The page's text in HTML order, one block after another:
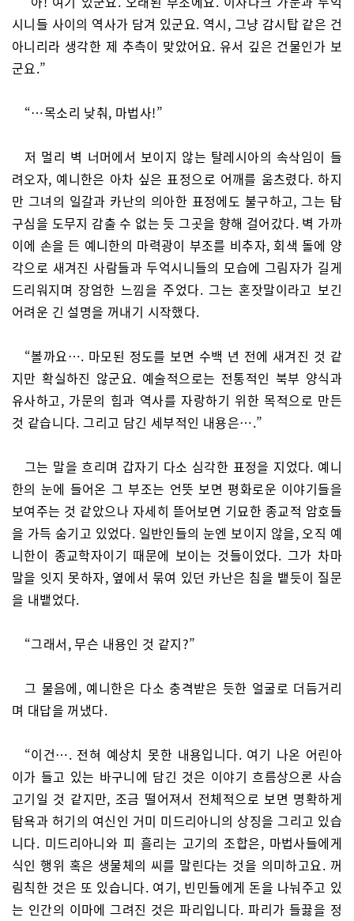
시니들 사이의 역사가 담겨 있군요. 역시, 그냥 감시탑 같은 건
아니리라 생각한 제 추측이 맞았어요. 유서 깊은 건물인가 보
군요.”
“…목소리 낮춰, 마법사!”
저 멀리 벽 너머에서 보이지 않는 탈레시아의 속삭임이 들
려오자, 예니한은 아차 싶은 표정으로 어깨를 움츠렸다. 하지
만 그녀의 일갈과 카난의 의아한 표정에도 불구하고, 그는 탐
구심을 도무지 감출 수 없는 듯 그곳을 향해 걸어갔다. 벽 가까
이에 손을 든 예니한의 마력광이 부조를 비추자, 회색 돌에 양
각으로 새겨진 사람들과 두억시니들의 모습에 그림자가 길게
드리워지며 장엄한 느낌을 주었다. 그는 혼잣말이라고 보긴
어려운 긴 설명을 꺼내기 시작했다.
“볼까요…. 마모된 정도를 보면 수백 년 전에 새겨진 것 같
지만 확실하진 않군요. 예술적으로는 전통적인 북부 양식과
유사하고, 가문의 힘과 역사를 자랑하기 위한 목적으로 만든
것 같습니다. 그리고 담긴 세부적인 내용은….”
그는 말을 흐리며 갑자기 다소 심각한 표정을 지었다. 예니
한의 눈에 들어온 그 부조는 언뜻 보면 평화로운 이야기들을
보여주는 것 같았으나 자세히 뜯어보면 기묘한 종교적 암호들
을 가득 숨기고 있었다. 일반인들의 눈엔 보이지 않을, 오직 예
니한이 종교학자이기 때문에 보이는 것들이었다. 그가 차마
말을 잇지 못하자, 옆에서 묶여 있던 카난은 침을 뱉듯이 질문
을 내뱉었다.
“그래서, 무슨 내용인 것 같지?”
그 물음에, 예니한은 다소 충격받은 듯한 얼굴로 더듬거리
며 대답을 꺼냈다.
“이건…. 전혀 예상치 못한 내용입니다. 여기 나온 어린아
이가 들고 있는 바구니에 담긴 것은 이야기 흐름상으론 사슴
고기일 것 같지만, 조금 떨어져서 전체적으로 보면 명확하게
탐욕과 허기의 여신인 거미 미드리아니의 상징을 그리고 있습
니다. 미드리아니와 피 흘리는 고기의 조합은, 마법사들에게
식인 행위 혹은 생물체의 씨를 말린다는 것을 의미하고요. 꺼
림칙한 것은 또 있습니다. 여기, 빈민들에게 돈을 나눠주고 있
는 인간의 이마에 그려진 것은 파리입니다. 파리가 들끓을 정